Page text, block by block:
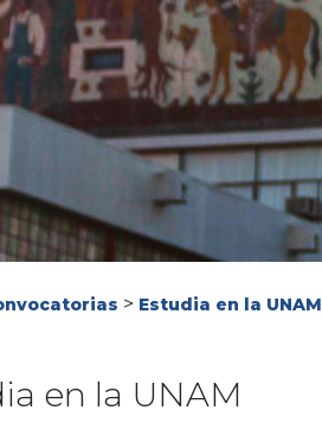
> Estudia en la UNAM
en la UNAM